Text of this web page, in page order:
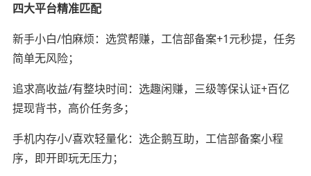
四大平台精准匹配
新手小白/怕麻烦：选赏帮赚，工信部备案+1元秒提，任务
简单无风险；
追求高收益/有整块时间：选趣闲赚，三级等保认证+百亿
提现背书，高价任务多；
手机内存小/喜欢轻量化：选企鹅互助，工信部备案小程
序，即开即玩无压力；